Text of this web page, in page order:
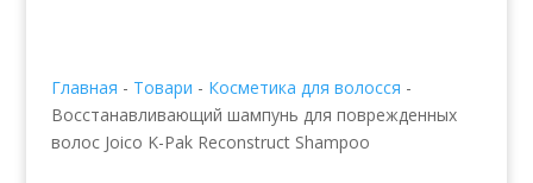
Главная - Товари - Косметика для волосся -
Восстанавливающий шампунь для поврежденных
волос Joico K-Pak Reconstruct Shampoo